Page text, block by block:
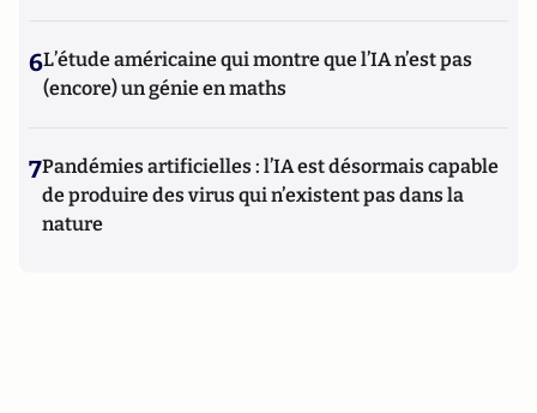
6L’étude américaine qui montre que l’IA n’est pas
(encore) un génie en maths
7Pandémies artificielles : l’IA est désormais capable
de produire des virus qui n’existent pas dans la
nature